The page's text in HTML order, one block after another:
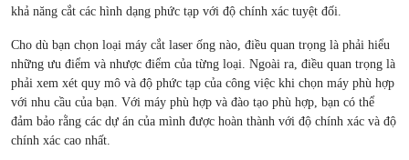
khả năng cắt các hình dạng phức tạp với độ chính xác tuyệt đối.
Cho dù bạn chọn loại máy cắt laser ống nào, điều quan trọng là phải hiểu
những ưu điểm và nhược điểm của từng loại. Ngoài ra, điều quan trọng là
phải xem xét quy mô và độ phức tạp của công việc khi chọn máy phù hợp
với nhu cầu của bạn. Với máy phù hợp và đào tạo phù hợp, bạn có thể
đảm bảo rằng các dự án của mình được hoàn thành với độ chính xác và độ
chính xác cao nhất.